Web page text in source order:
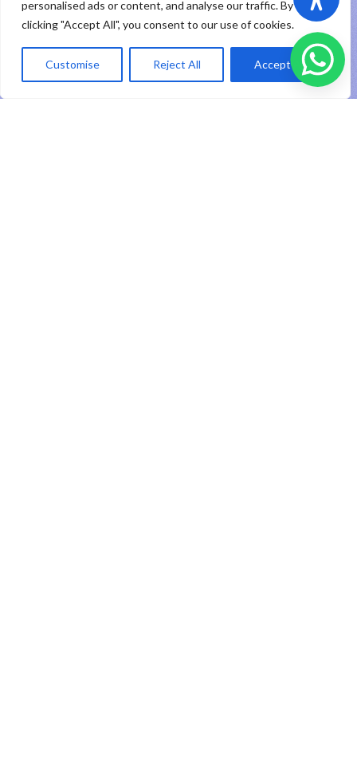
personalised ads or content, and analyse our traffic. By
clicking "Accept All", you consent to our use of cookies.
Customise Reject All Accept All